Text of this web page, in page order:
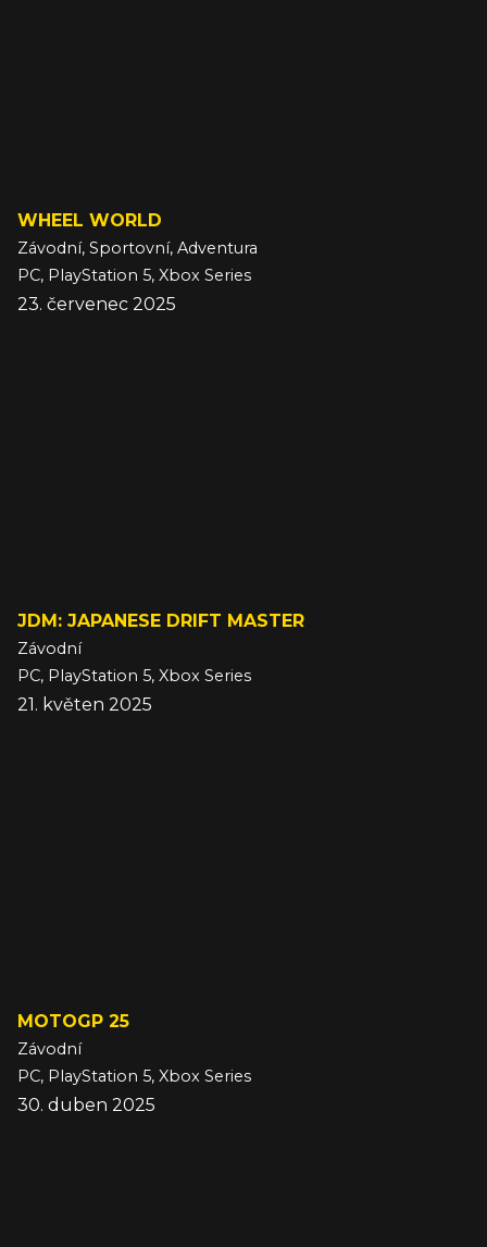
WHEEL WORLD
Závodní, Sportovní, Adventura
PC, PlayStation 5, Xbox Series
23. červenec 2025
JDM: JAPANESE DRIFT MASTER
Závodní
PC, PlayStation 5, Xbox Series
21. květen 2025
MOTOGP 25
Závodní
PC, PlayStation 5, Xbox Series
30. duben 2025